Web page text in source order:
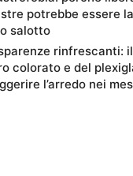
potrebbe essere
salotto
rinfrescanti:
colorato e del
l’arredo nei